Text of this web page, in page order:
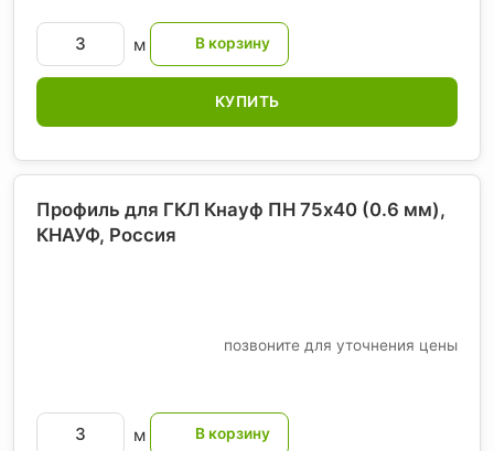
м
КУПИТЬ
Профиль для ГКЛ Кнауф ПН 75х40 (0.6 мм),
КНАУФ, Россия
позвоните для уточнения цены
м